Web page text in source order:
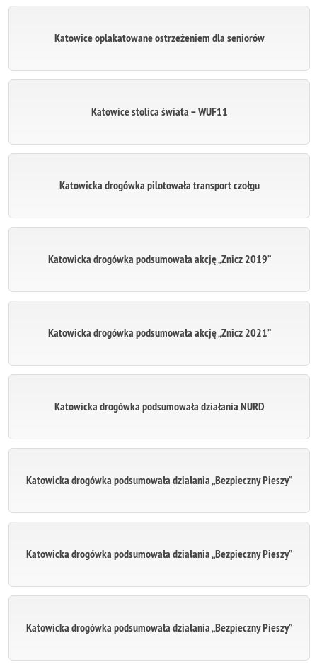
Katowice oplakatowane ostrzeżeniem dla seniorów
Katowice stolica świata – WUF11
Katowicka drogówka pilotowała transport czołgu
Katowicka drogówka podsumowała akcję „Znicz 2019”
Katowicka drogówka podsumowała akcję „Znicz 2021”
Katowicka drogówka podsumowała działania NURD
Katowicka drogówka podsumowała działania „Bezpieczny Pieszy”
Katowicka drogówka podsumowała działania „Bezpieczny Pieszy”
Katowicka drogówka podsumowała działania „Bezpieczny Pieszy”